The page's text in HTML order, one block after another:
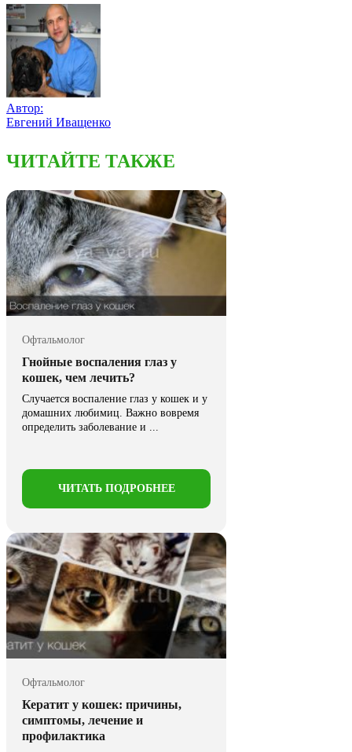
Автор:
Евгений Иващенко
ЧИТАЙТЕ ТАКЖЕ
Офтальмолог
Гнойные воспаления глаз у
кошек, чем лечить?
Случается воспаление глаз у кошек и у
домашних любимиц. Важно вовремя
определить заболевание и ...
ЧИТАТЬ ПОДРОБНЕЕ
Офтальмолог
Кератит у кошек: причины,
симптомы, лечение и
профилактика